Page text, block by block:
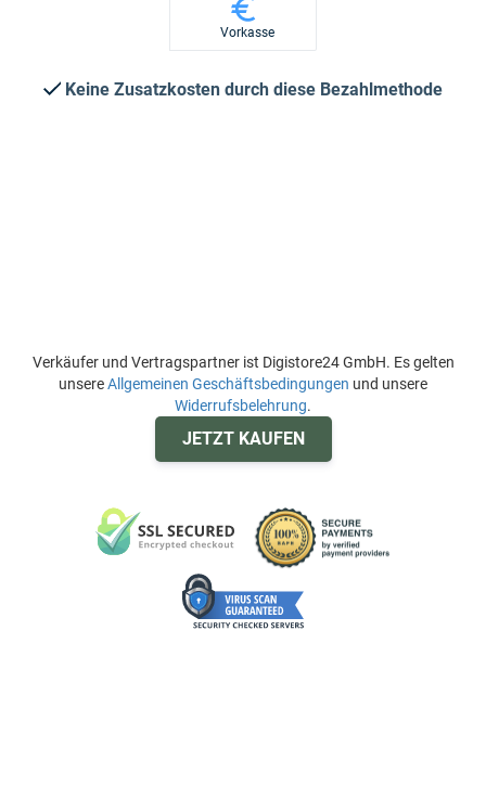
Vorkasse
Keine Zusatzkosten durch diese Bezahlmethode
Verkäufer und Vertragspartner ist Digistore24 GmbH. Es gelten
unsereAllgemeinen Geschäftsbedingungen und unsere
Widerrufsbelehrung.
JETZT KAUFEN